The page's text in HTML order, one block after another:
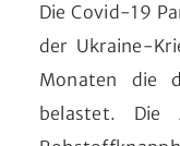
Die Covid-19
der Ukraine-
Monaten die
belastet. Die